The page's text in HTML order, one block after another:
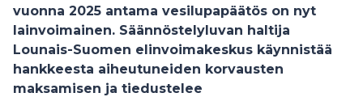
vuonna 2025 antama vesilupapäätös on nyt
lainvoimainen. Säännöstelyluvan haltija
Lounais-Suomen elinvoimakeskus käynnistää
hankkeesta aiheutuneiden korvausten
maksamisen ja tiedustelee